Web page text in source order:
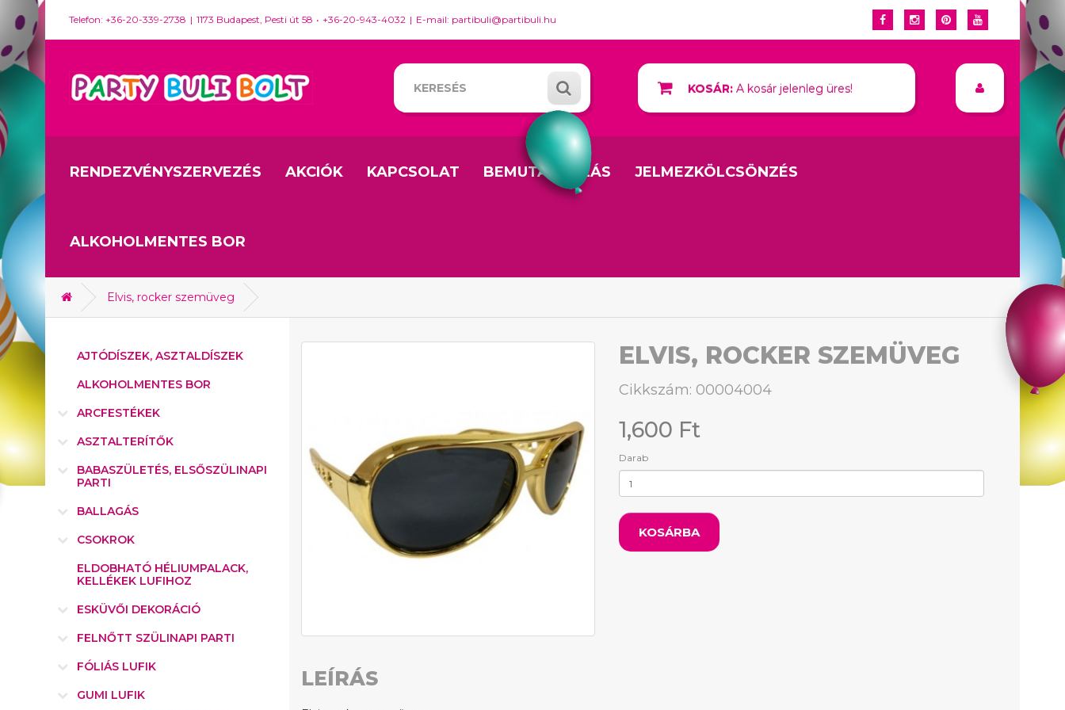
Telefon: +36-20-339-2738 1173 Budapest, Pesti út 58 +36-20-943-4032 E-mail: partibuli@partibuli.hu
KOSÁR: A kosár jelenleg üres!
RENDEZVÉNYSZERVEZÉS AKCIÓK KAPCSOLAT BEMUTATKOZÁS JELMEZKÖLCSÖNZÉS
ALKOHOLMENTES BOR
Elvis, rocker szemüveg
AJTÓDÍSZEK, ASZTALDÍSZEK
ALKOHOLMENTES BOR
ARCFESTÉKEK
ASZTALTERÍTŐK
BABASZÜLETÉS, ELSŐSZÜLINAPI
PARTI
BALLAGÁS
CSOKROK
ELDOBHATÓ HÉLIUMPALACK,
KELLÉKEK LUFIHOZ
ESKÜVŐI DEKORÁCIÓ
FELNŐTT SZÜLINAPI PARTI
FÓLIÁS LUFIK
GUMI LUFIK
ELVIS, ROCKER SZEMÜVEG
Cikkszám: 00004004
1,600 Ft
Darab
KOSÁRBA
LEÍRÁS